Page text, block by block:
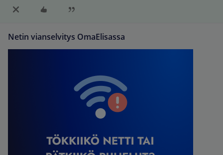
Netin vianselvitys OmaElisassa